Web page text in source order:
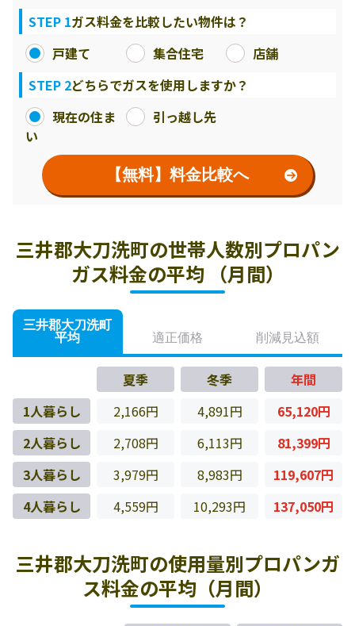
STEP 1ガス料金を比較したい物件は？
戸建て
集合住宅
店舗
STEP 2どちらでガスを使用しますか？
現在の住ま
い
引っ越し先
【無料】料金比較へ
三井郡大刀洗町の世帯人数別プロパン
ガス料金の平均 （月間）
三井郡大刀洗町
平均
適正価格 削減見込額
夏季 冬季
年間
1人暮らし
2,166円 4,891円
65,120円
2人暮らし
2,708円 6,113円
81,399円
3人暮らし
3,979円 8,983円
119,607円
4人暮らし
4,559円 10,293円 137,050円
三井郡大刀洗町の使用量別プロパンガ
ス料金の平均（月間）